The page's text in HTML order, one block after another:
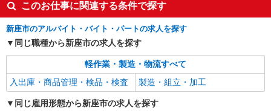
このお仕事に関連する条件で探す
新座市のアルバイト・バイト・パートの求人を探す
同じ職種から新座市の求人を探す
軽作業・製造・物流すべて
入出庫・商品管理・検品・検査
製造・組立・加工
同じ雇用形態から新座市の求人を探す